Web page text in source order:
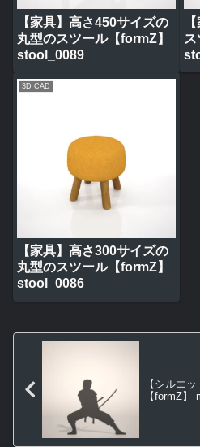
【家具】高さ450サイズの
丸型のスツール【formZ】
stool_0089
ス
3D CAD
【家具】高さ300サイズの
丸型のスツール【formZ】
stool_0086
【シルエ
【formZ】